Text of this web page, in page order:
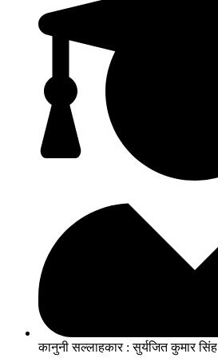
कानुनी सल्लाहकार : सुर्यजित कुमार सिंह